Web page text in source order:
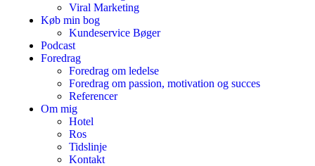
Viral Marketing
Køb min bog
Kundeservice Bøger
Podcast
Foredrag
Foredrag om ledelse
Foredrag om passion, motivation og succes
Referencer
Om mig
Hotel
Ros
Tidslinje
Kontakt